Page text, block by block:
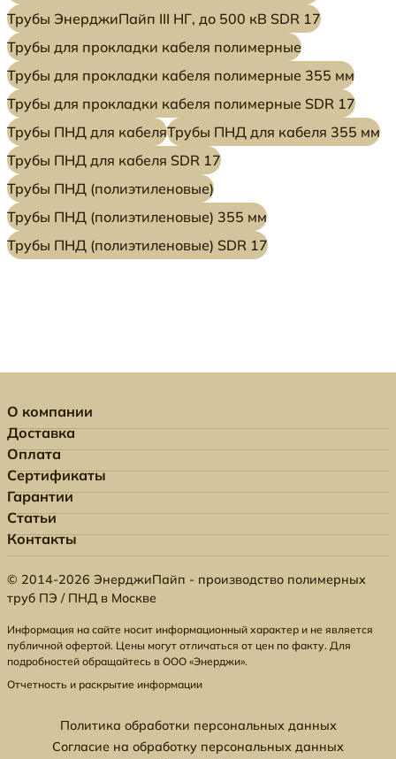
Трубы ЭнерджиПайп III НГ, до 500 кВ SDR 17
Трубы для прокладки кабеля полимерные
Трубы для прокладки кабеля полимерные 355 мм
Трубы для прокладки кабеля полимерные SDR 17
Трубы ПНД для кабеляТрубы ПНД для кабеля 355 мм
Трубы ПНД для кабеля SDR 17
Трубы ПНД (полиэтиленовые)
Трубы ПНД (полиэтиленовые) 355 мм
Трубы ПНД (полиэтиленовые) SDR 17
О компании
Доставка
Оплата
Сертификаты
Гарантии
Статьи
Контакты
© 2014-2026 ЭнерджиПайп - производство полимерных
труб ПЭ / ПНД в Москве
Информация на сайте носит информационный характер и не является
публичной офертой. Цены могут отличаться от цен по факту. Для
подробностей обращайтесь в ООО «Энерджи».
Отчетность и раскрытие информации
Политика обработки персональных данных
Согласие на обработку персональных данных